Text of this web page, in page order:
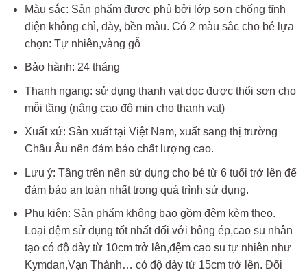
Màu sắc: Sản phẩm được phủ bởi lớp sơn chống tĩnh
điện không chì, dày, bền màu. Có 2 màu sắc cho bé lựa
chọn: Tự nhiên,vàng gỗ
Bảo hành: 24 tháng
Thanh ngang: sử dụng thanh vạt dọc được thổi sơn cho
mỗi tầng (nâng cao độ mịn cho thanh vạt)
Xuất xứ: Sản xuất tại Việt Nam, xuất sang thị trường
Châu Âu nên đảm bảo chất lượng cao.
Lưu ý: Tầng trên nên sử dụng cho bé từ 6 tuổi trở lên để
đảm bảo an toàn nhất trong quá trình sử dụng.
Phụ kiện: Sản phẩm không bao gồm đệm kèm theo.
Loại đệm sử dụng tốt nhất đối với bông ép,cao su nhân
tạo có độ dày từ 10cm trở lên,đệm cao su tự nhiên như
Kymdan,Vạn Thành… có độ dày từ 15cm trở lên. Đối